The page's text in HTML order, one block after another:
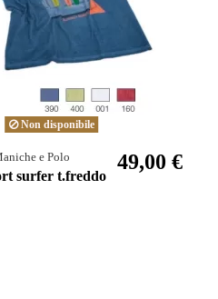
Non disponibile
e Polo
surfer t.freddo
49,00 €